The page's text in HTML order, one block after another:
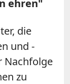
ehren"
die
und -
Nachfolge
zu